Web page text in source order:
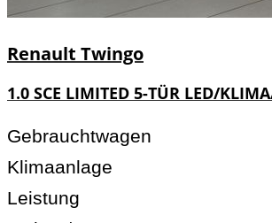
Renault Twingo
1.0 SCE LIMITED 5-TÜR LED/
Gebrauchtwagen
Klimaanlage
Leistung